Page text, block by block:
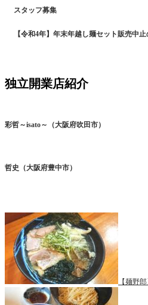
スタッフ募集
【令和4年】年末年越し麺セット販売中
独立開業店紹介
彩哲～isato～（大阪府吹田市）
哲史（大阪府豊中市）
【麺野